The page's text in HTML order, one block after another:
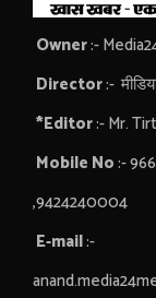
Owner:-
Director:-
*Editor:- Mr.
Mobile No:-
,9424240004
E-mail:-